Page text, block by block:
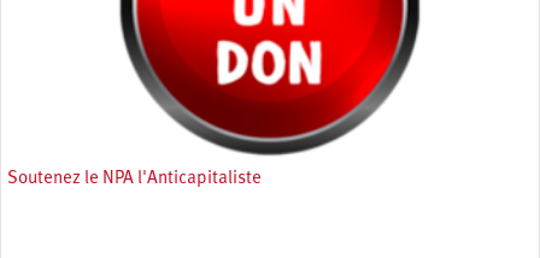
Soutenez le NPA l'Anticapitaliste